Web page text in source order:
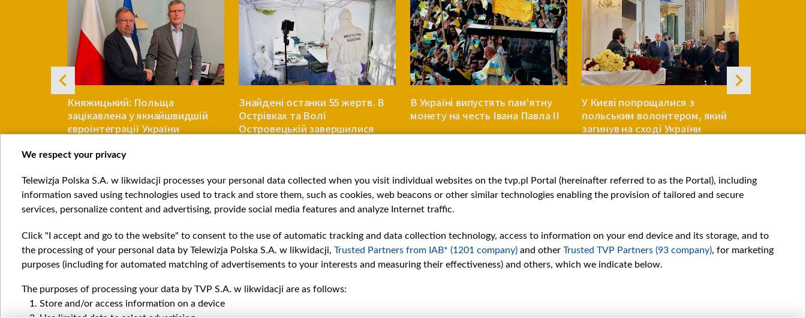
Княжицький: Польща
зацікавлена у якнайшвидшій
євроінтеграції України
УКРАЇНА
Знайдені останки 55 жертв. В
Острівках та Волі
Островецькій завершилися
В Україні випустять пам’ятну
монету на честь Івана Павла ІІ
У Києві попрощалися з
польським волонтером, який
загинув на сході України
Item
1
of
Категорії
We respect your privacy
Telewizja Polska S.A. w likwidacji processes your personal data collected when you visit individual websites on the tvp.pl Portal (hereinafter referred to as the Portal), including
information saved using technologies used to track and store them, such as cookies, web beacons or other similar technologies enabling the provision of tailored and secure
services, personalize content and advertising, provide social media features and analyze Internet traffic.
Click "I accept and go to the website" to consent to the use of automatic tracking and data collection technology, access to information on your end device and its storage, and to
the processing of your personal data by Telewizja Polska S.A. w likwidacji, Trusted Partners from IAB* (1201 company) and other Trusted TVP Partners (93 company), for marketing
purposes (including for automated matching of advertisements to your interests and measuring their effectiveness) and others, which we indicate below.
The purposes of processing your data by TVP S.A. w likwidacji are as follows:
Store and/or access information on a device